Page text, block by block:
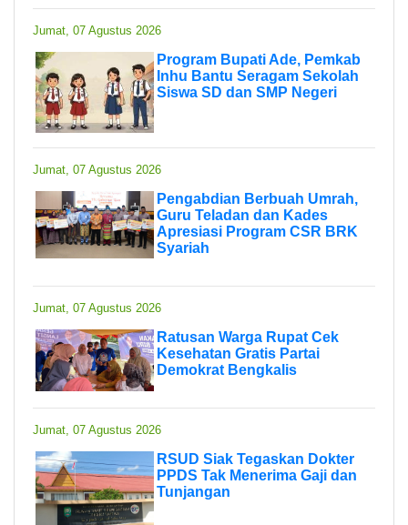
Jumat, 07 Agustus 2026
Program Bupati Ade, Pemkab
Inhu Bantu Seragam Sekolah
Siswa SD dan SMP Negeri
Jumat, 07 Agustus 2026
Pengabdian Berbuah Umrah,
Guru Teladan dan Kades
Apresiasi Program CSR BRK
Syariah
Jumat, 07 Agustus 2026
Ratusan Warga Rupat Cek
Kesehatan Gratis Partai
Demokrat Bengkalis
Jumat, 07 Agustus 2026
RSUD Siak Tegaskan Dokter
PPDS Tak Menerima Gaji dan
Tunjangan